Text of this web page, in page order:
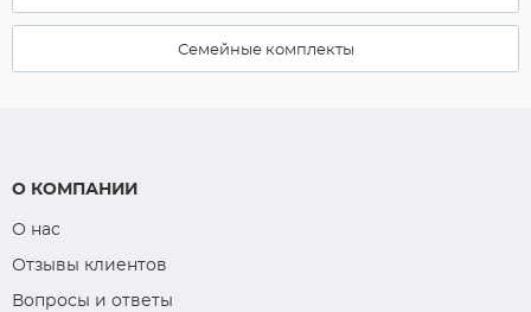
Семейные комплекты
О КОМПАНИИ
О нас
Отзывы клиентов
Вопросы и ответы